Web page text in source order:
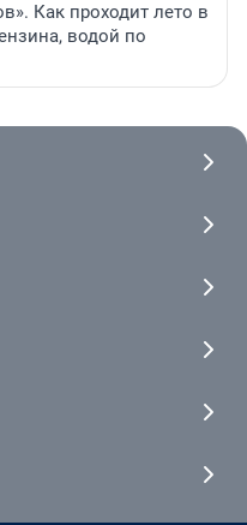
Как проходит лето в
водой по